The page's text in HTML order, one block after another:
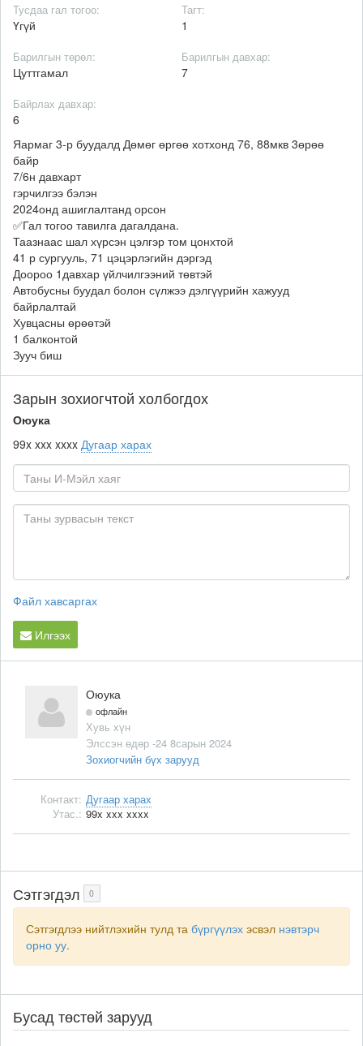
Тусдаа гал тогоо:
Үгүй
Тагт:
1
Барилгын төрөл:
Цуттгамал
Барилгын давхар:
7
Байрлах давхар:
6
Яармаг 3-р буудалд Дөмөг өргөө хотхонд 76, 88мкв 3өрөө
байр
7/6н давхарт
гэрчилгээ бэлэн
2024онд ашиглалтанд орсон
✅Гал тогоо тавилга дагалдана.
Таазнаас шал хүрсэн цэлгэр том цонхтой
41 р сургууль, 71 цэцэрлэгийн дэргэд
Доороо 1давхар үйлчилгээний төвтэй
Автобусны буудал болон сүлжээ дэлгүүрийн хажууд
байрлалтай
Хувцасны өрөөтэй
1 балконтой
Зууч биш
Зарын зохиогчтой холбогдох
Оюука
99x xxx xxxx Дугаар харах
Файл хавсаргах
Илгээх
Оюука
офлайн
Хувь хүн
Элссэн өдөр -24 8сарын 2024
Зохиогчийн бүх зарууд
Контакт: Дугаар харах
Утас.: 99x xxx xxxx
Сэтгэгдэл 0
Сэтгэгдлээ нийтлэхийн тулд та бүргүүлэх эсвэл нэвтэрч
орно уу.
Бусад төстөй зарууд